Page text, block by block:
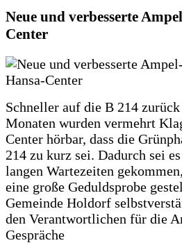
Neue und verbesserte
Center
Schneller auf die B 214
Monaten wurden vermehrt
Center hörbar, dass die
214 zu kurz sei. Dadurch sei
langen Wartezeiten
eine große Geduldsprobe
Gemeinde Holdorf
den Verantwortlichen für die
Gespräche